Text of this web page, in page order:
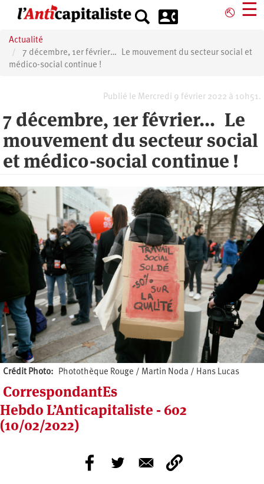
principal
⎋ ☰
Actualité
7 décembre, 1er février… Le mouvement du secteur social et
médico-social continue !
Publié le Mercredi 9 février 2022 à 10h51.
7 décembre, 1er février… Le
mouvement du secteur social
et médico-social continue !
Crédit Photo Photothèque Rouge / Martin Noda / Hans Lucas
CorrespondantEs
Hebdo L’Anticapitaliste - 602
(10/02/2022)